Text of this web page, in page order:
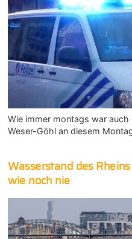
Wie immer montags war
Weser-Göhl an diesem
Wasserstand des
wie noch nie